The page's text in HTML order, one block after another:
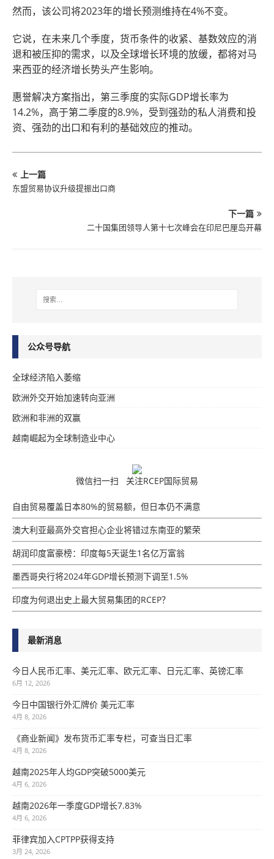
然而，该公司将2023年的增长预测维持在4%不变。
它说，在未来几个季度，货币条件的收紧、基数效应的消
退和被压抑的需求，以及全球增长环境的放缓，都将对马
来西亚的经济增长势头产生影响。
惠誉解决方案指出，第三季度的实际GDP增长率为
14.2%，高于第二季度的8.9%，受到强劲的私人消费和投
资、强劲的出口和有利的基础效应的推动。
上一篇
东盟贸易协议升级提振出口商
下一篇
二十国集团领导人第十七次峰会在印尼巴厘岛开幕
公众号导航
全球经济陷入萎缩
欧洲外交开始加速转向亚洲
欧洲和非洲的双赢
越南崛起为全球制造业中心
微信扫一扫 关注RCEP国际贸易
自由贸易覆盖日本80%的贸易额，但日本仍不满意
澳大利亚最高外交官担心企业将错过东南亚的繁荣
胡润印度富豪榜：印度每5天诞生1名亿万富翁
墨西哥央行将2024年GDP增​​长预测下调至1.5%
印度为何退出史上最大贸易集团的RCEP？
最新消息
今日人民币汇率、美元汇率、欧元汇率、日元汇率、英镑汇率
6月 12, 2026
今日中国银行外汇牌价 美元汇率
4月 8, 2026
《商业新闻》发布货币汇率专栏，可查当日汇率
4月 8, 2026
越南2025年人均GDP突破5000美元
4月 6, 2026
越南2026年一季度GDP增长7.83%
4月 6, 2026
菲律宾加入CPTPP获得支持
3月 24, 2026